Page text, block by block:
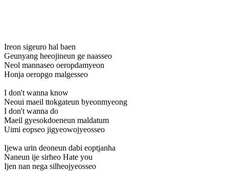
Ireon sigeuro hal baen
Geunyang heeojineun ge naasseo
Neol mannaseo oeropdamyeon
Honja oeropgo malgesseo
I don't wanna know
Neoui maeil ttokgateun byeonmyeong
I don't wanna do
Maeil gyesokdoeneun maldatum
Uimi eopseo jigyeowojyeosseo
Ijewa urin deoneun dabi eoptjanha
Naneun ije sirheo Hate you
Ijen nan nega silheojyeosseo